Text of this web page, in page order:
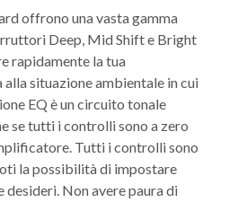
offrono una vasta gamma
Deep, Mid Shift e Bright
rapidamente la tua
situazione ambientale in cui
EQ è un circuito tonale
se tutti i controlli sono a zero
Tutti i controlli sono
la possibilità di impostare
desideri. Non avere paura di